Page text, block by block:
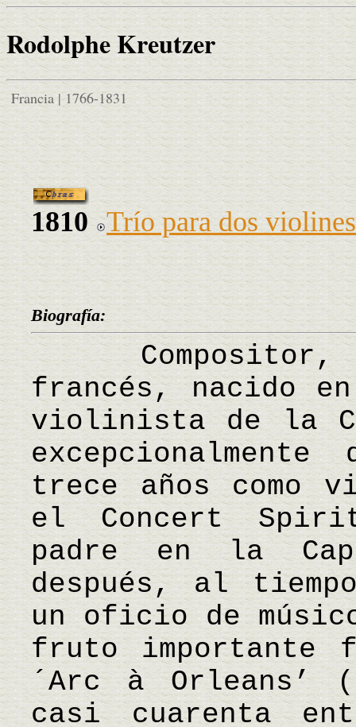
Rodolphe Kreutzer
Francia | 1766-1831
1810 Trío para dos
Biografía:
Compositor,
francés, nacido
violinista de la
trece años como
el Concert
padre en la
después, al
un oficio de
fruto importante
´Arc à Orleans’
casi cuarenta